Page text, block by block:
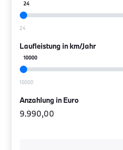
24
Laufleistung in km/Jahr
10000
Anzahlung in Euro
9.990,00